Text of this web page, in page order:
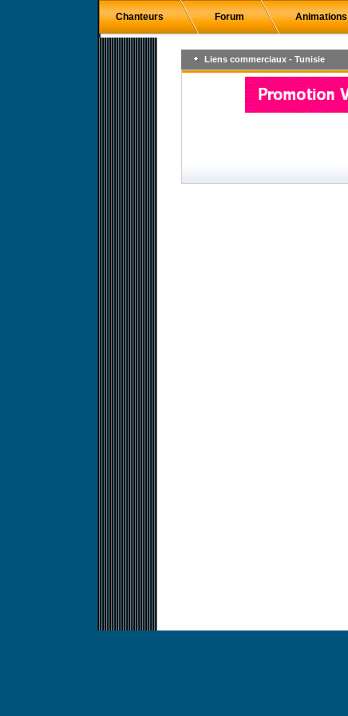
Chanteurs Forum Animations
Liens commerciaux - Tunisie